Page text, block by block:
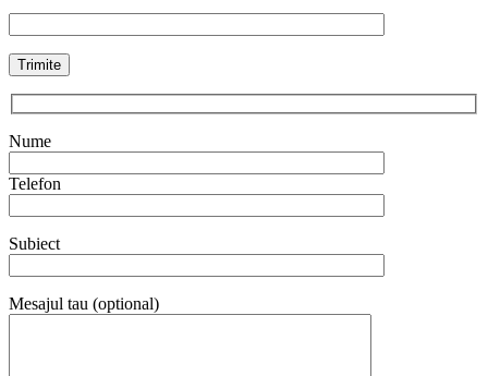
Nume
Telefon
Subiect
Mesajul tau (optional)